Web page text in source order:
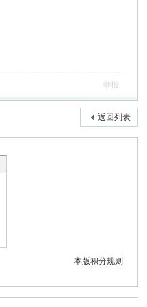
举报
返回列表
本版积分规则